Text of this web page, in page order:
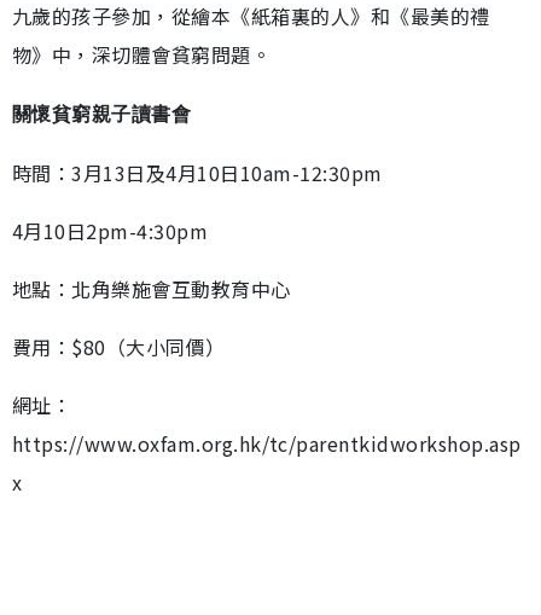
九歲的孩子參加，從繪本《紙箱裏的人》和《最美的禮
物》中，深切體會貧窮問題。
關懷貧窮親子讀書會
時間：3月13日及4月10日10am-12:30pm
4月10日2pm-4:30pm
地點：北角樂施會互動教育中心
費用：$80（大小同價）
網址：
https://www.oxfam.org.hk/tc/parentkidworkshop.asp
x